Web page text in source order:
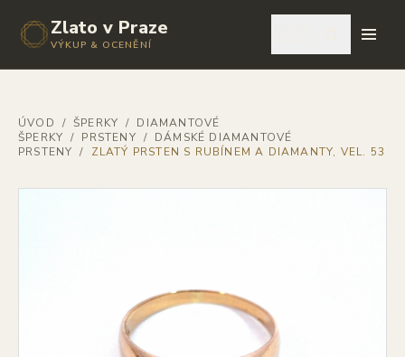
Zlato v Praze
VÝKUP & OCENĚNÍ
ÚVOD / ŠPERKY / DIAMANTOVÉ
ŠPERKY / PRSTENY / DÁMSKÉ DIAMANTOVÉ
PRSTENY / ZLATÝ PRSTEN S RUBÍNEM A DIAMANTY, VEL. 53